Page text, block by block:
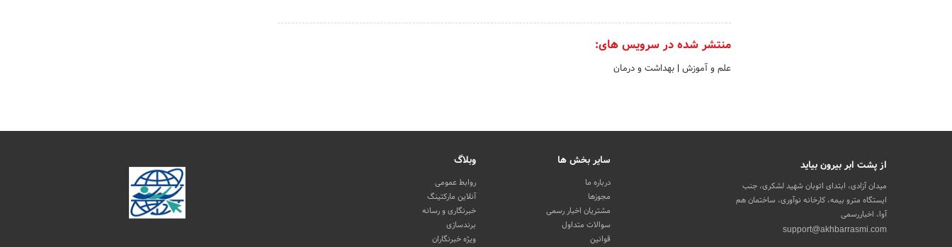
منتشر شده در سرویس های:
علم و آموزش | بهداشت و درمان
از پشت ابر بیرون بیاید
میدان آزادی، ابتدای اتوبان شهید لشکری، جنب
ایستگاه مترو بیمه، کارخانه نوآوری، ساختمان هم
آوا، اخباررسمی
support@akhbarrasmi.com
سایر بخش ها
درباره ما
مجوزها
مشتریان اخبار رسمی
سوالات متداول
قوانین
وبلاگ
روابط عمومی
آنلاین مارکتینگ
خبرنگاری و رسانه
برندسازی
ویژه خبرنگاران